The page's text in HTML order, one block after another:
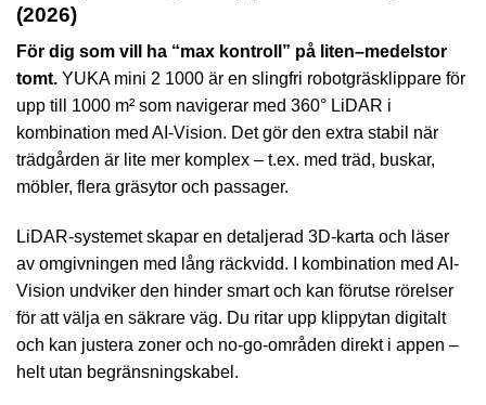
(2026)
För dig som vill ha “max kontroll” på liten–medelstor
tomt. YUKA mini 2 1000 är en slingfri robotgräsklippare för
upp till 1000 m² som navigerar med 360° LiDAR i
kombination med AI-Vision. Det gör den extra stabil när
trädgården är lite mer komplex – t.ex. med träd, buskar,
möbler, flera gräsytor och passager.
LiDAR-systemet skapar en detaljerad 3D-karta och läser
av omgivningen med lång räckvidd. I kombination med AI-
Vision undviker den hinder smart och kan förutse rörelser
för att välja en säkrare väg. Du ritar upp klippytan digitalt
och kan justera zoner och no-go-områden direkt i appen –
helt utan begränsningskabel.